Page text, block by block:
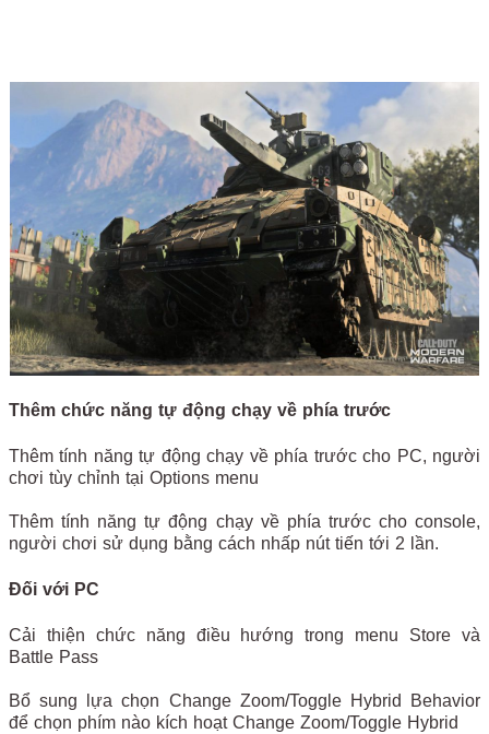
Thêm chức năng tự động chạy về phía trước
Thêm tính năng tự động chạy về phía trước cho PC, người
chơi tùy chỉnh tại Options menu
Thêm tính năng tự động chạy về phía trước cho console,
người chơi sử dụng bằng cách nhấp nút tiến tới 2 lần.
Đối với PC
Cải thiện chức năng điều hướng trong menu Store và
Battle Pass
Bổ sung lựa chọn Change Zoom/Toggle Hybrid Behavior
để chọn phím nào kích hoạt Change Zoom/Toggle Hybrid